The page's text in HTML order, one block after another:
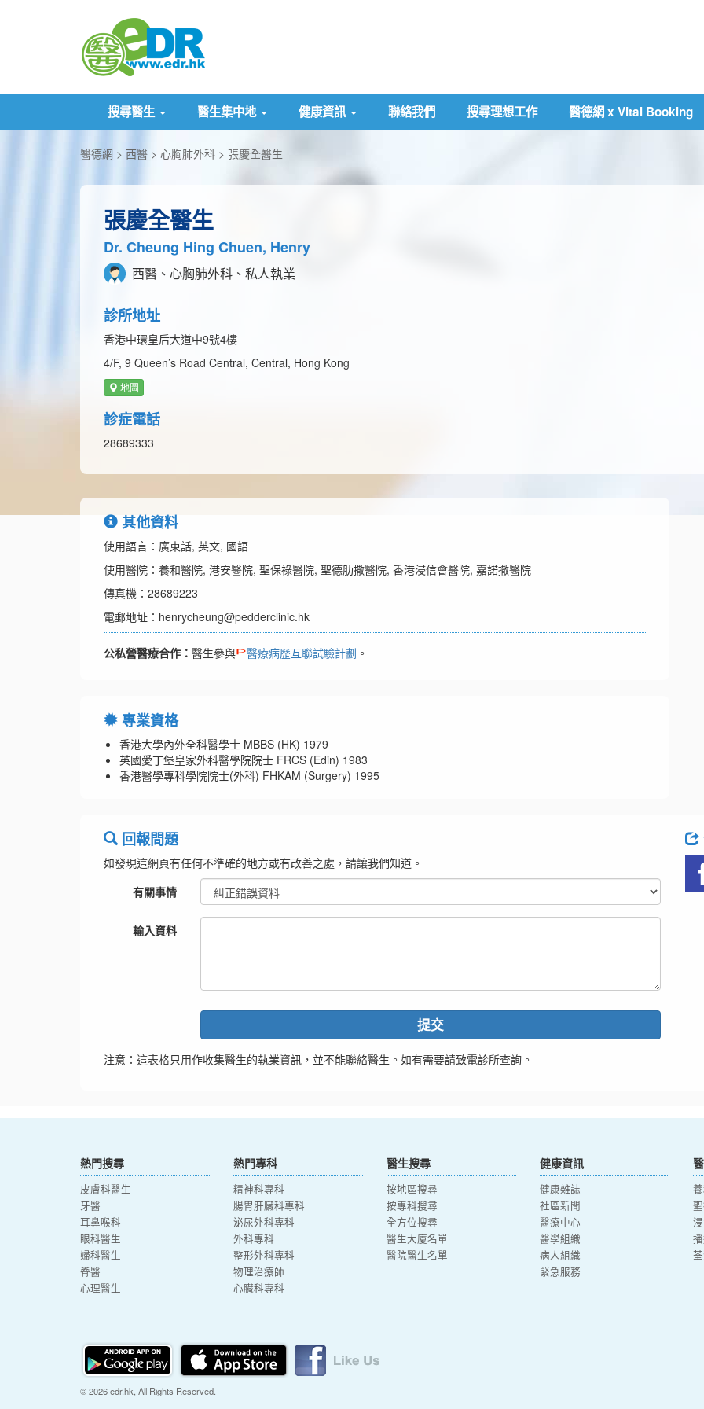
搜尋醫生 醫生集中地 健康資訊 聯絡我們 搜尋理想工作 醫德網 x Vital Booking
醫德網 西醫 心胸肺外科 張慶全醫生
張慶全醫生
Dr. Cheung Hing Chuen, Henry
西醫、心胸肺外科、私人執業
診所地址
香港中環皇后大道中9號4樓
4/F, 9 Queen’s Road Central, Central, Hong Kong
地圖
診症電話
28689333
其他資料
使用語言：廣東話, 英文, 國語
使用醫院：養和醫院, 港安醫院, 聖保祿醫院, 聖德肋撒醫院, 香港浸信會醫院, 嘉諾撒醫院
傳真機：28689223
電郵地址：henrycheung@pedderclinic.hk
公私營醫療合作： 醫生參與 醫療病歷互聯試驗計劃 。
專業資格
香港大學內外全科醫學士 MBBS (HK) 1979
英國愛丁堡皇家外科醫學院院士 FRCS (Edin) 1983
香港醫學專科學院院士(外科) FHKAM (Surgery) 1995
回報問題
如發現這網頁有任何不準確的地方或有改善之處，請讓我們知道。
有關事情
輸入資料
提交
注意：這表格只用作收集醫生的執業資訊，並不能聯絡醫生。如有需要請致電診所查詢。
熱門搜尋
皮膚科醫生
牙醫
耳鼻喉科
眼科醫生
婦科醫生
脊醫
心理醫生
熱門專科
精神科專科
腸胃肝臟科專科
泌尿外科專科
外科專科
整形外科專科
物理治療師
心臟科專科
醫生搜尋
按地區搜尋
按專科搜尋
全方位搜尋
醫生大廈名單
醫院醫生名單
健康資訊
健康雜誌
社區新聞
醫療中心
醫學組織
病人組織
緊急服務
© 2026 edr.hk, All Rights Reserved.